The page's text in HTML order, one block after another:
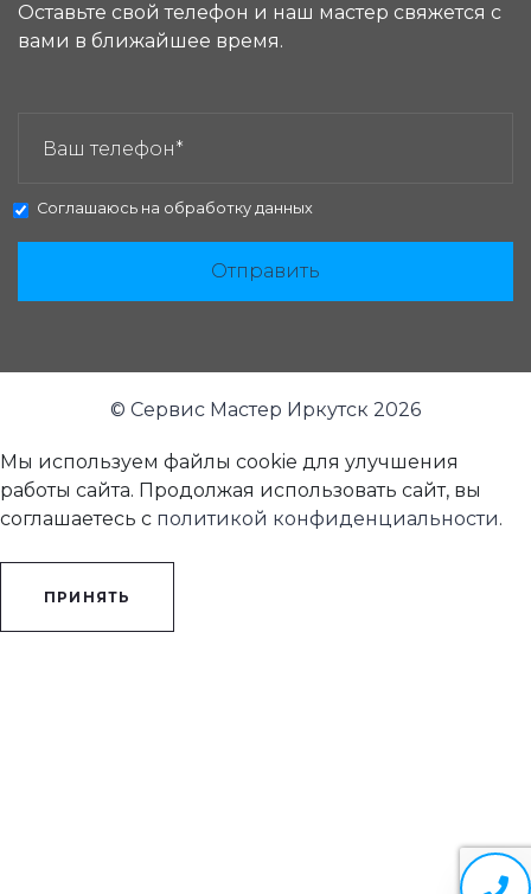
Оставьте свой телефон и наш мастер свяжется с
вами в ближайшее время.
Соглашаюсь на обработку данных
Отправить
© Сервис Мастер Иркутск 2026
Мы используем файлы cookie для улучшения
работы сайта. Продолжая использовать сайт, вы
соглашаетесь с политикой конфиденциальности.
ПРИНЯТЬ